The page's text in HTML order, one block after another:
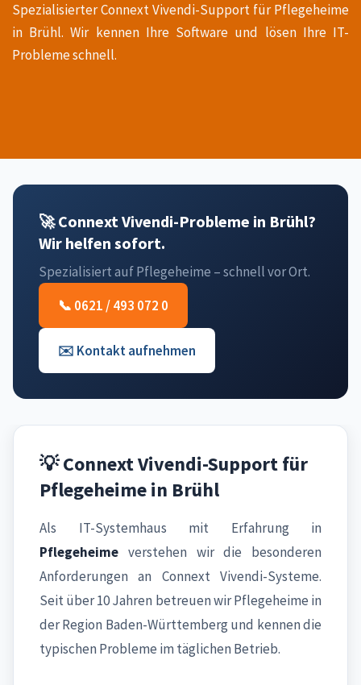
Spezialisierter Connext Vivendi-Support für Pflegeheime
in Brühl. Wir kennen Ihre Software und lösen Ihre IT-
Probleme schnell.
🚀 Connext Vivendi-Probleme in Brühl?
Wir helfen sofort.
Spezialisiert auf Pflegeheime – schnell vor Ort.
📞 0621 / 493 072 0
✉️ Kontakt aufnehmen
💡 Connext Vivendi-Support für
Pflegeheime in Brühl
Als IT-Systemhaus mit Erfahrung in
Pflegeheime verstehen wir die besonderen
Anforderungen an Connext Vivendi-Systeme.
Seit über 10 Jahren betreuen wir Pflegeheime in
der Region Baden-Württemberg und kennen die
typischen Probleme im täglichen Betrieb.